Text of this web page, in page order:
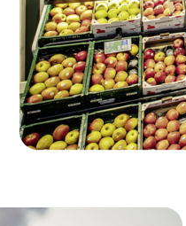
Details
zu
Website zu
oder die sie im